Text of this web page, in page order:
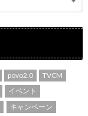
povo2.0
TVCM
イベント
キャンペーン